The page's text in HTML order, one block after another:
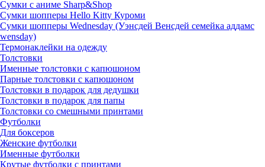
Сумки с аниме Sharp&Shop
Сумки шопперы Hello Kitty Куроми
Сумки шопперы Wednesday (Уэнсдей Венсдей семейка аддамс
wensday)
Термонаклейки на одежду
Толстовки
Именные толстовки с капюшоном
Парные толстовки с капюшоном
Толстовки в подарок для дедушки
Толстовки в подарок для папы
Толстовки со смешными принтами
Футболки
Для боксеров
Женские футболки
Именные футболки
Крутые футболки с принтами